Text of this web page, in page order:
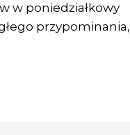
w poniedziałkowy
przypominania,